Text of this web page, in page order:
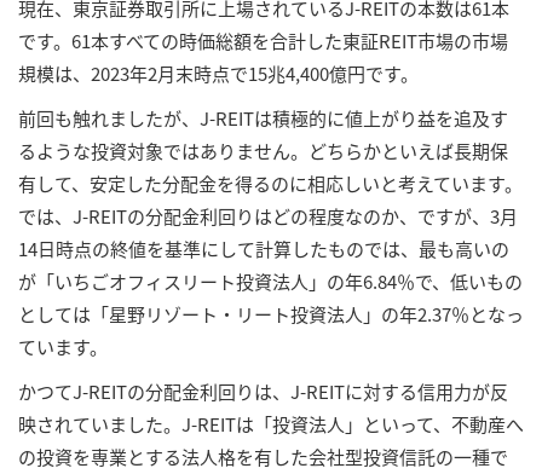
現在、東京証券取引所に上場されているJ-REITの本数は61本
です。61本すべての時価総額を合計した東証REIT市場の市場
規模は、2023年2月末時点で15兆4,400億円です。
前回も触れましたが、J-REITは積極的に値上がり益を追及す
るような投資対象ではありません。どちらかといえば長期保
有して、安定した分配金を得るのに相応しいと考えています。
では、J-REITの分配金利回りはどの程度なのか、ですが、3月
14日時点の終値を基準にして計算したものでは、最も高いの
が「いちごオフィスリート投資法人」の年6.84％で、低いもの
としては「星野リゾート・リート投資法人」の年2.37％となっ
ています。
かつてJ-REITの分配金利回りは、J-REITに対する信用力が反
映されていました。J-REITは「投資法人」といって、不動産へ
の投資を専業とする法人格を有した会社型投資信託の一種で